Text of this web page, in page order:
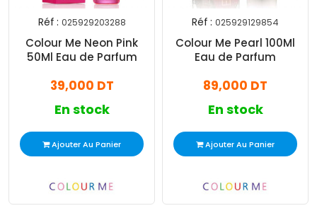
Réf : 025929203288
Colour Me Neon Pink
50Ml Eau de Parfum
39,000 DT
En stock
Ajouter Au Panier
Réf : 025929129854
Colour Me Pearl 100Ml
Eau de Parfum
89,000 DT
En stock
Ajouter Au Panier